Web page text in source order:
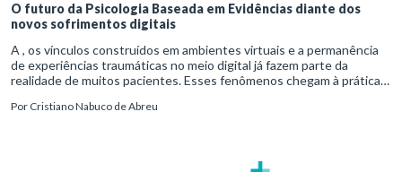
O futuro da Psicologia Baseada em Evidências diante dos
novos sofrimentos digitais
A , os vínculos construídos em ambientes virtuais e a permanência
de experiências traumáticas no meio digital já fazem parte da
realidade de muitos pacientes. Esses fenômenos chegam à prática
Por Cristiano Nabuco de Abreu